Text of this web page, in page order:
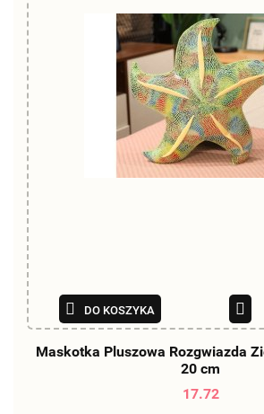
DO KOSZYKA
Maskotka Pluszowa Rozgwiazda
20 cm
17.72